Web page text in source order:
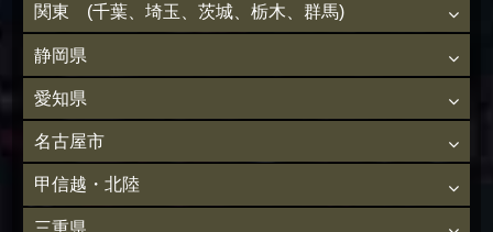
関東 (千葉、埼玉、茨城、栃木、群馬)
静岡県
愛知県
名古屋市
甲信越・北陸
三重県